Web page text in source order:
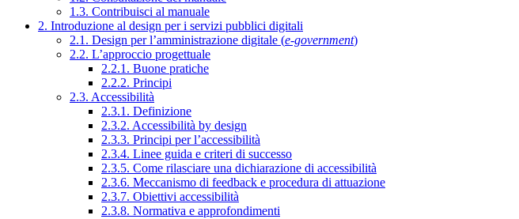
1.3. Contribuisci al manuale
2. Introduzione al design per i servizi pubblici digitali
2.1. Design per l’amministrazione digitale (e-government)
2.2. L’approccio progettuale
2.2.1. Buone pratiche
2.2.2. Principi
2.3. Accessibilità
2.3.1. Definizione
2.3.2. Accessibilità by design
2.3.3. Principi per l’accessibilità
2.3.4. Linee guida e criteri di successo
2.3.5. Come rilasciare una dichiarazione di accessibilità
2.3.6. Meccanismo di feedback e procedura di attuazione
2.3.7. Obiettivi accessibilità
2.3.8. Normativa e approfondimenti